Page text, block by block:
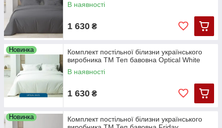
В наявності
1 630 ₴
Новинка
Комплект постільної білизни українського
виробника ТМ Теп бавовна Optical White
В наявності
1 630 ₴
Новинка
Комплект постільної білизни українського